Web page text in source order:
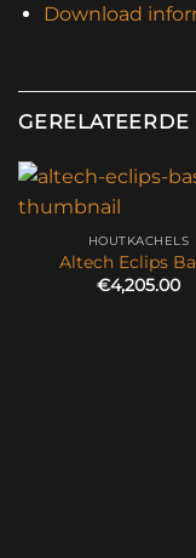
Download
HOUTKACHELS
Altech Eclips
€4,205.00